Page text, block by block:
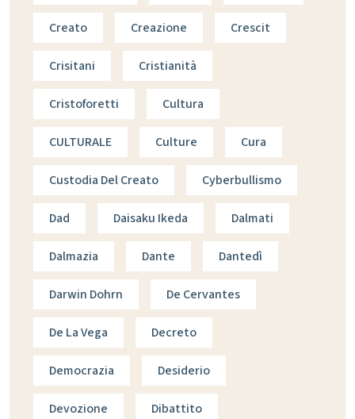
Creato Creazione Crescit
Crisitani Cristianità
Cristoforetti Cultura
CULTURALE Culture Cura
Custodia Del Creato Cyberbullismo
Dad Daisaku Ikeda Dalmati
Dalmazia Dante Dantedì
Darwin Dohrn De Cervantes
De La Vega Decreto
Democrazia Desiderio
Devozione Dibattito